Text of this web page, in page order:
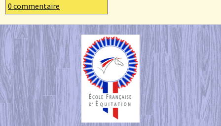
0 commentaire